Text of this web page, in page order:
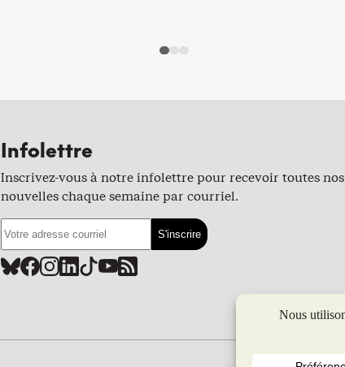
Infolettre
Inscrivez-vous à notre infolettre pour recevoir toutes nos
nouvelles chaque semaine par courriel.